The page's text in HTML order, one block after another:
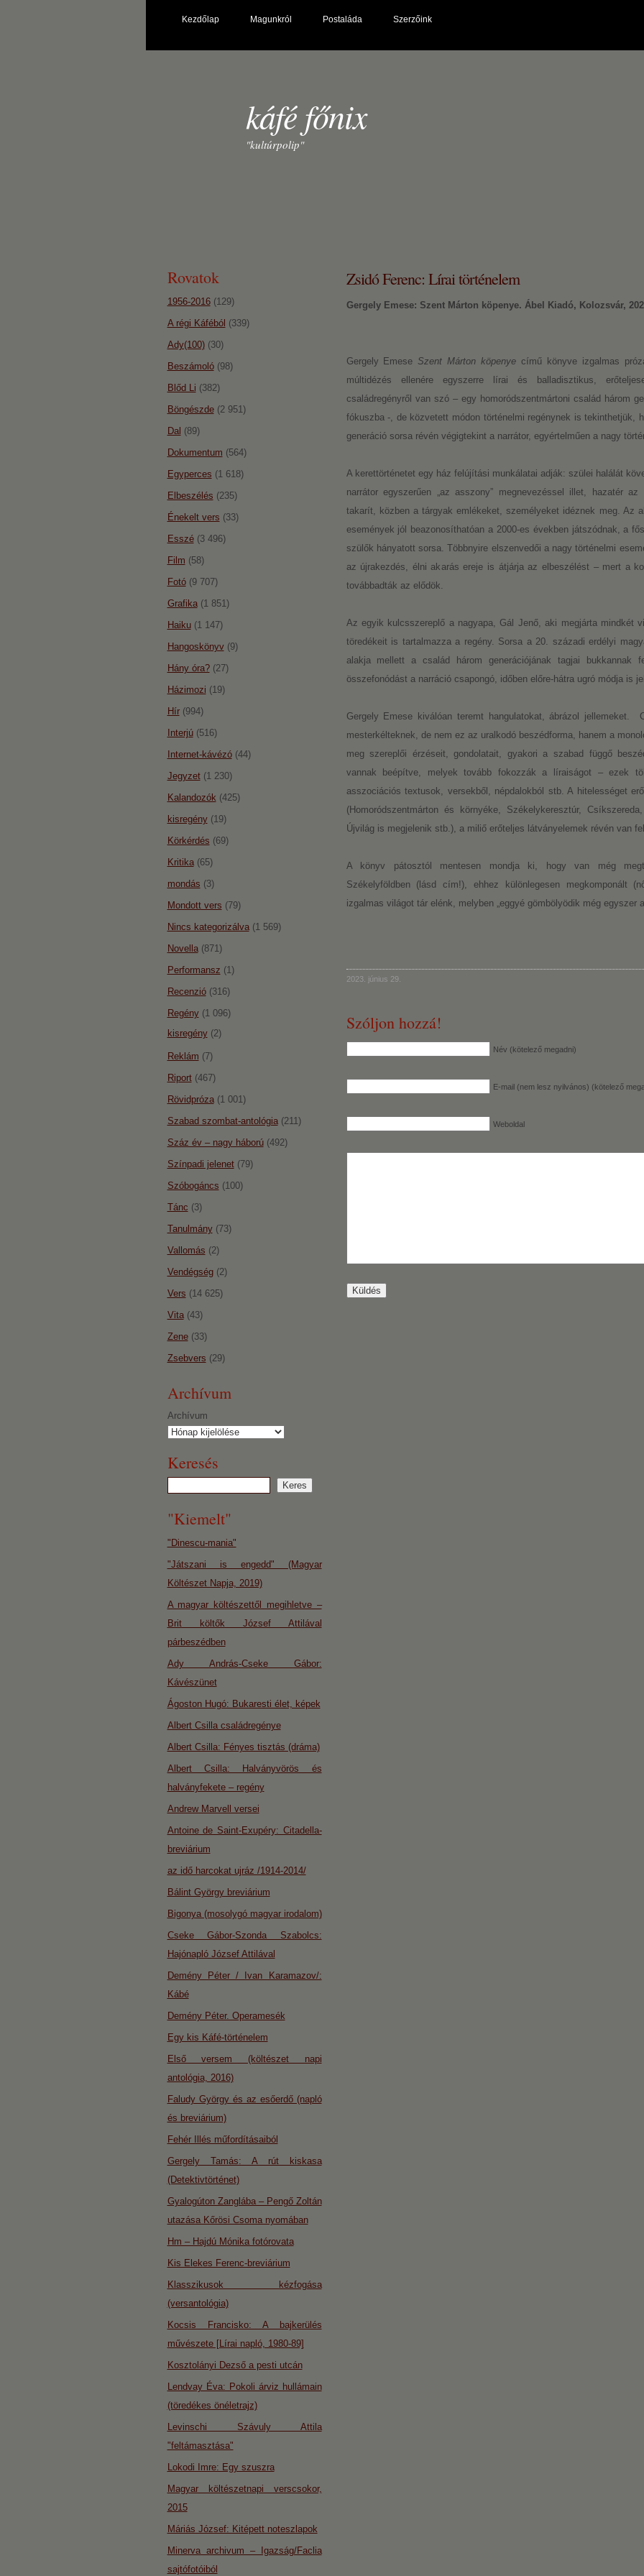
Kezdőlap Magunkról Postaláda Szerzőink
káfé főnix
"kultúrpolip"
Zsidó Ferenc: Lírai történelem
Gergely Emese: Szent Márton köpenye. Ábel Kiadó, Kolozsvár,
Gergely EmeseSzent Márton köpenye című könyve izgalmas
múltidézés ellenére egyszerre lírai és balladisztikus,
családregényről van szó – egy homoródszentmártoni család három
fókuszba -, de közvetett módon történelmi regénynek is tekinthetjük,
generáció sorsa révén végigtekint a narrátor, egyértelműen a nagy
A kerettörténetet egy ház felújítási munkálatai adják: szülei halálát
narrátor egyszerűen „az asszony” megnevezéssel illet, hazatér
takarít, közben a tárgyak emlékeket, személyeket idéznek meg. Az
események jól beazonosíthatóan a 2000-es években játszódnak, a
szülők hányatott sorsa. Többnyire elszenvedői a nagy történelmi
az újrakezdés, élni akarás ereje is átjárja az elbeszélést – mert a
továbbadták az elődök.
Az egyik kulcsszereplő a nagyapa, Gál Jenő, aki megjárta mindkét
töredékeit is tartalmazza a regény. Sorsa a 20. századi erdélyi
alakja mellett a család három generációjának tagjai bukkannak
összefonódást a narráció csapongó, időben előre-hátra ugró módja is
Gergely Emese kiválóan teremt hangulatokat, ábrázol jellemeket.
mester­kélteknek, de nem ez az uralkodó beszédforma, hanem a
meg szereplői érzéseit, gondolatait, gyakori a szabad függő
vannak beépítve, melyek tovább fokozzák a líraiságot – ezek
asszociációs textusok, versekből, népdalokból stb. A hitelességet
(Homoródszentmárton és környéke, Székelykeresztúr,
Újvilág is megjelenik stb.), a miliő erőteljes látványelemek révén van
A könyv pátosztól mentesen mondja ki, hogy van még
Székelyföldben (lásd cím!), ehhez különlegesen megkomponált
izgalmas világot tár elénk, melyben „eggyé gömbölyödik még egyszer
2023. június 29.
Szóljon hozzá!
Név (kötelező megadni)
E-mail (nem lesz nyilvános) (kötelező
Weboldal
Rovatok
1956-2016(129)
A régi Káféból (339)
Ady(100)(30)
Beszámoló(98)
Blőd Li (382)
Böngészde(2 951)
Dal (89)
Dokumentum (564)
Egyperces (1 618)
Elbeszélés (235)
Énekelt vers (33)
Esszé(3 496)
Film (58)
Fotó(9 707)
Grafika(1 851)
Haiku(1 147)
Hangoskönyv(9)
Hány óra?(27)
Házimozi (19)
Hír(994)
Interjú(516)
Internet-kávézó(44)
Jegyzet(1 230)
Kalandozók (425)
kisregény(19)
Körkérdés (69)
Kritika(65)
mondás (3)
Mondott vers (79)
Nincs kategorizálva(1 569)
Novella(871)
Performansz (1)
Recenzió(316)
Regény(1 096)
kisregény(2)
Reklám (7)
Riport(467)
Rövidpróza(1 001)
Szabad szombat-antológia(211)
Száz év – nagy háború(492)
Színpadi jelenet(79)
Szóbogáncs (100)
Tánc (3)
Tanulmány(73)
Vallomás (2)
Vendégség(2)
Vers (14 625)
Vita(43)
Zene(33)
Zsebvers (29)
Archívum
Archívum
Keresés
"Kiemelt"
"Dinescu-mania"
"Játszani is engedd" (Magyar
Költészet Napja, 2019)
A magyar költészettől megihletve –
Brit költők József Attilával
párbeszédben
Ady András-Cseke Gábor:
Kávészünet
Ágoston Hugó: Bukaresti élet, képek
Albert Csilla családregénye
Albert Csilla: Fényes tisztás (dráma)
Albert Csilla: Halványvörös és
halványfekete – regény
Andrew Marvell versei
Antoine de Saint-Exupéry: Citadella-
breviárium
az idő harcokat ujráz /1914-2014/
Bálint György breviárium
Bigonya (mosolygó magyar irodalom)
Cseke Gábor-Szonda Szabolcs:
Hajónapló József Attilával
Demény Péter / Ivan Karamazov/:
Kábé
Demény Péter. Operamesék
Egy kis Káfé-történelem
Első versem (költészet napi
antológia, 2016)
Faludy György és az esőerdő (napló
és breviárium)
Fehér Illés műfordításaiból
Gergely Tamás: A rút kiskasa
(Detektivtörténet)
Gyalogúton Zanglába – Pengő Zoltán
utazása Kőrösi Csoma nyomában
Hm – Hajdú Mónika fotórovata
Kis Elekes Ferenc-breviárium
Klasszikusok kézfogása
(versantológia)
Kocsis Francisko: A bajkerülés
művészete [Lírai napló, 1980-89]
Kosztolányi Dezső a pesti utcán
Lendvay Éva: Pokoli árviz hullámain
(töredékes önéletrajz)
Levinschi Szávuly Attila
"feltámasztása"
Lokodi Imre: Egy szuszra
Magyar költészetnapi verscsokor,
2015
Máriás József: Kitépett noteszlapok
Minerva archivum – Igazság/Faclia
sajtófotóiból